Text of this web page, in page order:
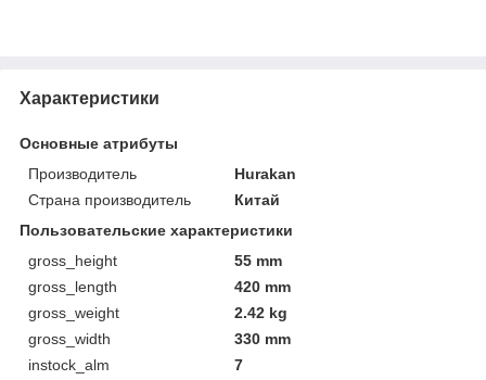
Характеристики
Основные атрибуты
Производитель
Hurakan
Страна производитель
Китай
Пользовательские характеристики
gross_height
55 mm
gross_length
420 mm
gross_weight
2.42 kg
gross_width
330 mm
instock_alm
7